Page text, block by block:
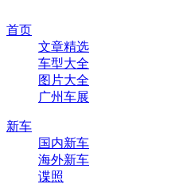
首页
文章精选
车型大全
图片大全
广州车展
新车
国内新车
海外新车
谍照